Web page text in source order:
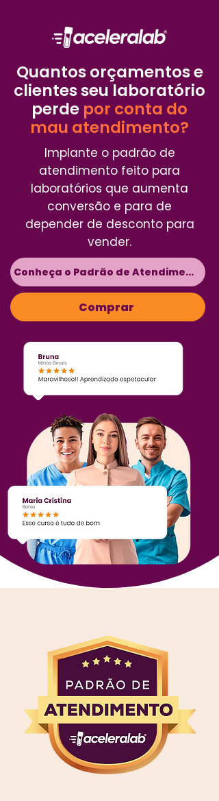
Quantos orçamentos e
clientes seu laboratório
perde por conta do
mau atendimento?
Implante o padrão de
atendimento feito para
laboratórios que aumenta
conversão e para de
depender de desconto para
vender.
Conheça o Padrão de Atendimento
Comprar